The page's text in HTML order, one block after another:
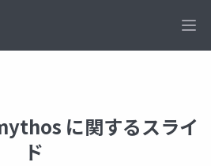
に関するスライ
ド